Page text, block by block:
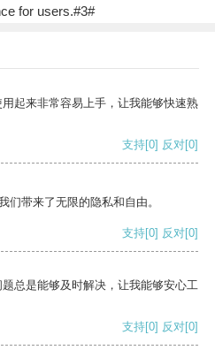
for users.#3#
起来非常容易上手，让我能够快速熟
支持[0] 反对[0]
们带来了无限的隐私和自由。
支持[0] 反对[0]
总是能够及时解决，让我能够安心工
支持[0] 反对[0]